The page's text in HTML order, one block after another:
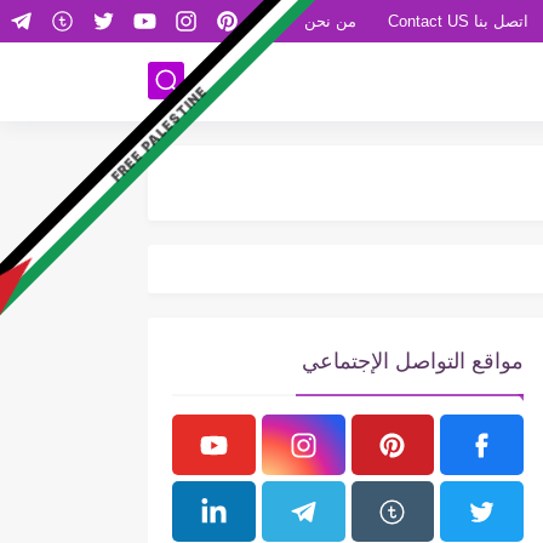
اتصل بنا Contact US من نحن
FREE PALESTINE
مواقع التواصل الإجتماعي